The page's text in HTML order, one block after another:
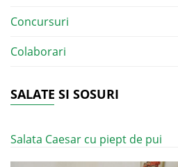
Concursuri
Colaborari
SALATE SI SOSURI
Salata Caesar cu piept de pui